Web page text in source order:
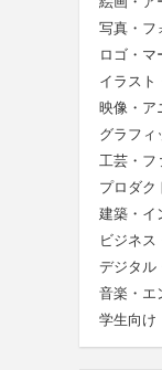
写真・フ
ロゴ・マ
イラスト
映像・ア
グラフィ
工芸・フ
プロダク
建築・イ
ビジネス
デジタル
音楽・エ
学生向け